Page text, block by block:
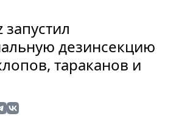
дезинсекцию
тараканов и